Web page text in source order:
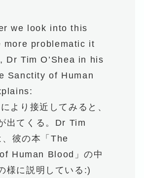
we look into this
more problematic it
Dr Tim O’Shea in his
Sanctity of Human
より接近してみると、
出てくる。Dr Tim
、彼の本「The
Human Blood」の中
様に説明している:)